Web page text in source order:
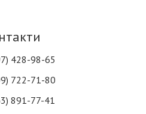
428-98-65
722-71-80
891-77-41